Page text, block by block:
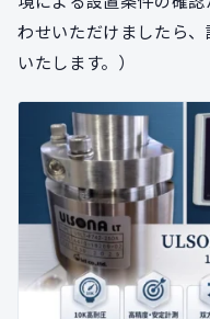
わせいただけましたら
いたします。）